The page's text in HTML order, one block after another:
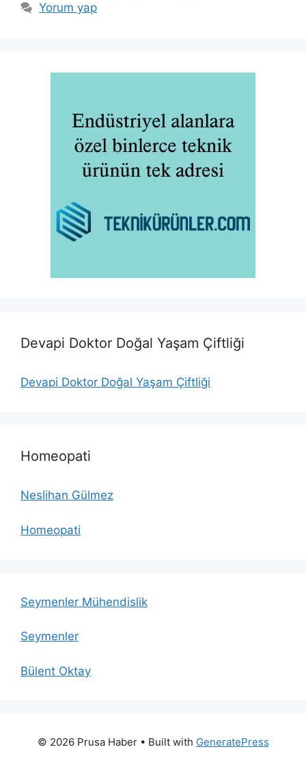
Yorum yap
Devapi Doktor Doğal Yaşam Çiftliği
Devapi Doktor Doğal Yaşam Çiftliği
Homeopati
Neslihan Gülmez
Homeopati
Seymenler Mühendislik
Seymenler
Bülent Oktay
© 2026 Prusa Haber• Built with GeneratePress